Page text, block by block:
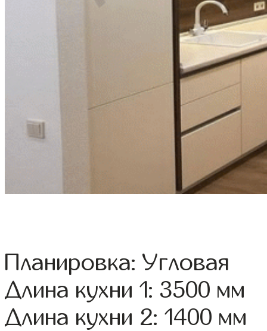
Планировка: Угловая
Длина кухни 1: 3500 мм
Длина кухни 2: 1400 мм